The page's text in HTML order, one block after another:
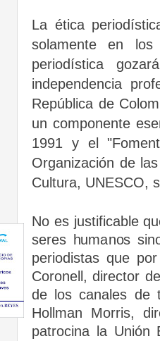
La ética
solamente en
periodística
independencia
República de
un componente
1991 y el
Organización de
Cultura, UNESCO,
No es justificable
seres humanos
periodistas que
Coronell, director
de los canales de
Hollman Morris,
patrocina la Unión